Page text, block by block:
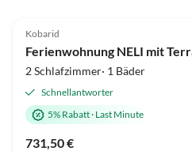
Kobarid
2 Schlafzimmer· 1 Bäder
Schnellantworter
5% Rabatt· Last Minute
731,50 €